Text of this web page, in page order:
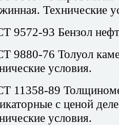
Технические
9572-93 Бензол
9880-76 Толуол
условия.
11358-89
с ценой
условия.